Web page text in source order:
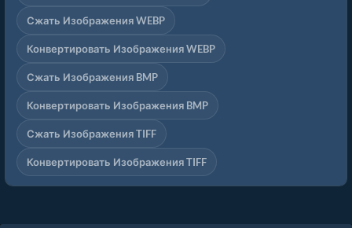
Сжать Изображения WEBP
Конвертировать Изображения WEBP
Сжать Изображения BMP
Конвертировать Изображения BMP
Сжать Изображения TIFF
Конвертировать Изображения TIFF